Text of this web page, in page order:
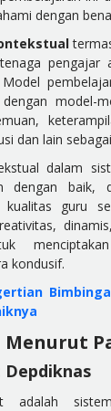
dengan
pengajar
model-
dan lain
dalam
dengan baik,
kualitas guru
kondusif.
adalah